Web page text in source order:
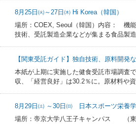
8月25日㈫～27日㈭ Hi Korea（韓国）
場所：COEX, Seoul（韓国）内容： 機
技術、受託製造企業などが集まる食品製
【関東受託ガイド】独自技術、原料開発
本紙が上期に実施した健食受託市場調査
収、「経営良好」は30.2％に。原材料や
8月29日㈯ ～30日㈰ 日本スポーツ栄養
場所：帝京大学八王子キャンパス （東